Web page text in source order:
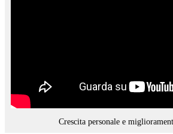
Crescita personale e